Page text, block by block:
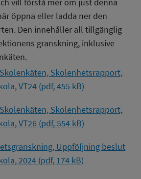
öppna eller ladda ner den
Den innehåller all tillgänglig
granskning, inklusive
Skolenhetsrapport,
VT24 (pdf, 455 kB)
Skolenhetsrapport,
VT26 (pdf, 554 kB)
Uppföljning beslut
2024 (pdf, 174 kB)